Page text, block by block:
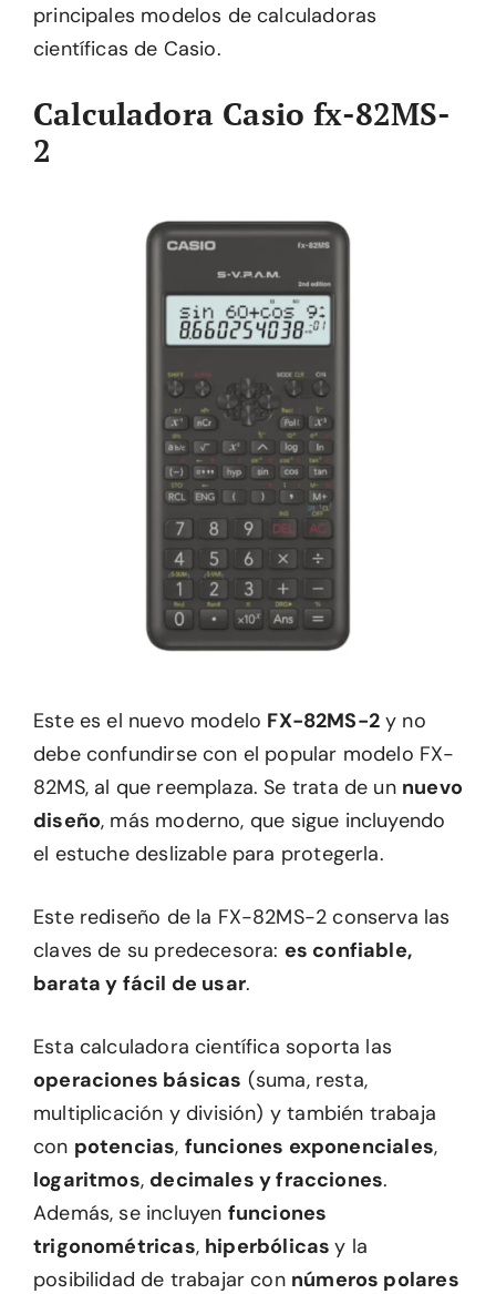
principales modelos de calculadoras
científicas de Casio.
Calculadora Casio fx-82MS-
2
Este es el nuevo modelo FX-82MS-2y no
debe confundirse con el popular modelo FX-
82MS, al que reemplaza. Se trata de un nuevo
diseño, más moderno, que sigue incluyendo
el estuche deslizable para protegerla.
Este rediseño de la FX-82MS-2 conserva las
claves de su predecesora: es confiable,
barata y fácil de usar.
Esta calculadora científica soporta las
operaciones básicas (suma, resta,
multiplicación y división) y también trabaja
con potencias, funciones exponenciales,
logaritmos, decimales y fracciones.
Además, se incluyen funciones
trigonométricas, hiperbólicasy la
posibilidad de trabajar con números polares